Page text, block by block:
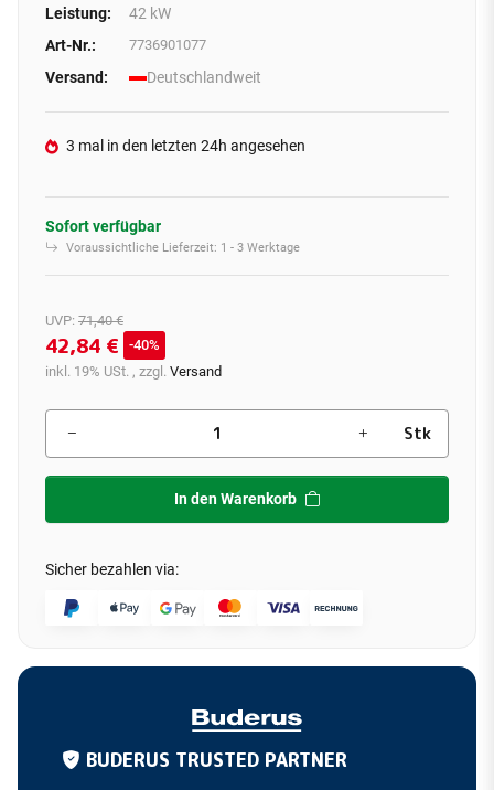
Leistung:
42 kW
Art-Nr.:
7736901077
Versand: Deutschlandweit
3 mal in den letzten 24h angesehen
Sofort verfügbar
Voraussichtliche Lieferzeit: 1 - 3 Werktage
UVP: 71,40 €
42,84 €
40%
inkl. 19% USt. , zzgl. Versand
Stk
In den Warenkorb
Sicher bezahlen via:
BUDERUS TRUSTED PARTNER